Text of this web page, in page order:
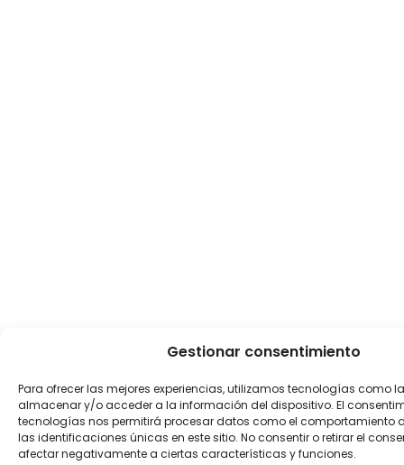
Gestionar consentimiento
Para ofrecer las mejores experiencias, utilizamos tecnologías como
almacenar y/o acceder a la información del dispositivo. El
tecnologías nos permitirá procesar datos como el comportamiento
las identificaciones únicas en este sitio. No consentir o retirar el
afectar negativamente a ciertas características y funciones.